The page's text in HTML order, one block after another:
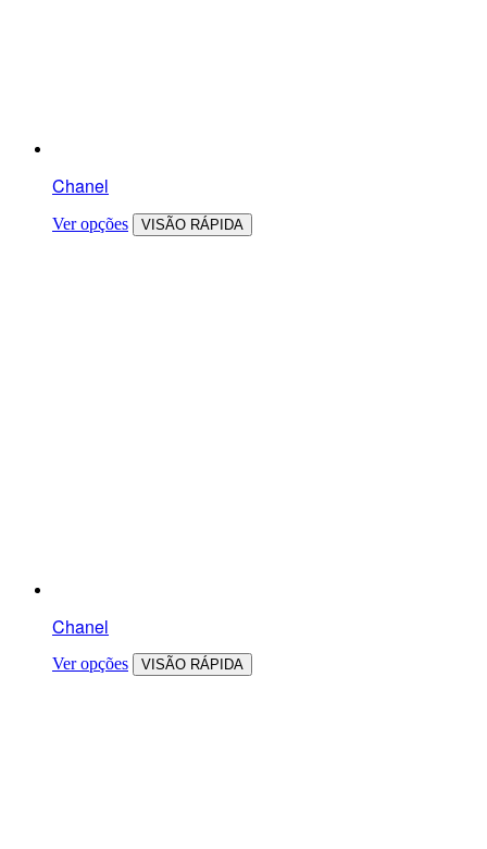
Chanel
Ver opções VISÃO RÁPIDA
Chanel
Ver opções VISÃO RÁPIDA